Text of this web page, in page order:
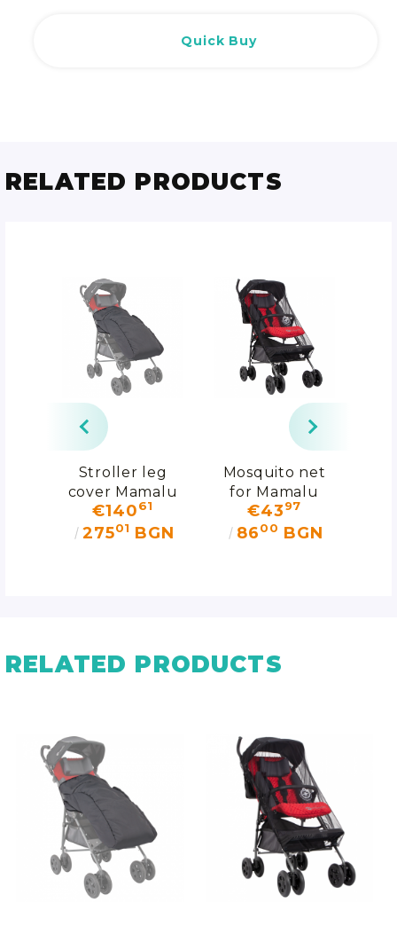
Quick Buy
RELATED PRODUCTS
Stroller leg
cover Mamalu
€14061
27501 BGN
Mosquito net
for Mamalu
stroller
€4397
8600 BGN
RELATED PRODUCTS